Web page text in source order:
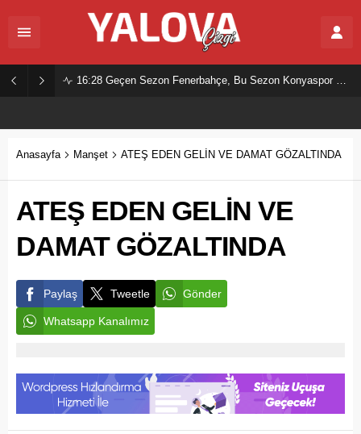
16:28 Geçen Sezon Fenerbahçe, Bu Sezon Konyaspor Mu?
Anasayfa Manşet ATEŞ EDEN GELİN VE DAMAT GÖZALTINDA
ATEŞ EDEN GELİN VE
DAMAT GÖZALTINDA
Paylaş Tweetle Gönder
Whatsapp Kanalımız